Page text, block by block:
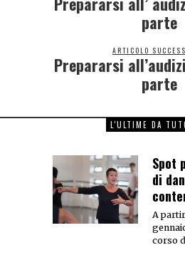
parte
ARTICOLO
Prepararsi
parte
L'ULTIME DA
Spot
di
A
corso